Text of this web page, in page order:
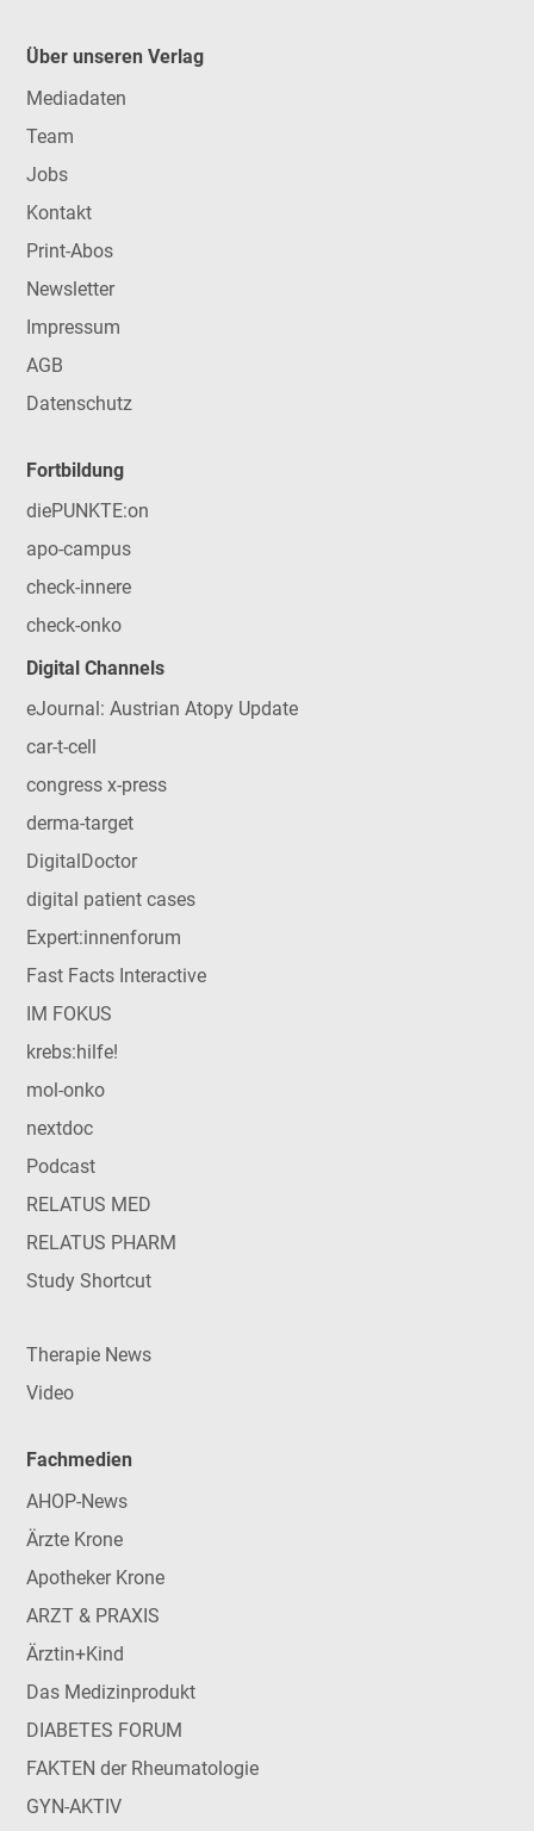
Über unseren Verlag
Mediadaten
Team
Jobs
Kontakt
Print-Abos
Newsletter
Impressum
AGB
Datenschutz
Fortbildung
diePUNKTE:on
apo-campus
check-innere
check-onko
Digital Channels
eJournal: Austrian Atopy Update
car-t-cell
congress x-press
derma-target
DigitalDoctor
digital patient cases
Expert:innenforum
Fast Facts Interactive
IM FOKUS
krebs:hilfe!
mol-onko
nextdoc
Podcast
RELATUS MED
RELATUS PHARM
Study Shortcut
Therapie News
Video
Fachmedien
AHOP-News
Ärzte Krone
Apotheker Krone
ARZT & PRAXIS
Ärztin+Kind
Das Medizinprodukt
DIABETES FORUM
FAKTEN der Rheumatologie
GYN-AKTIV